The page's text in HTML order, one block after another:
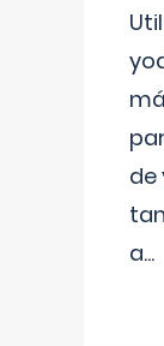
de
a...